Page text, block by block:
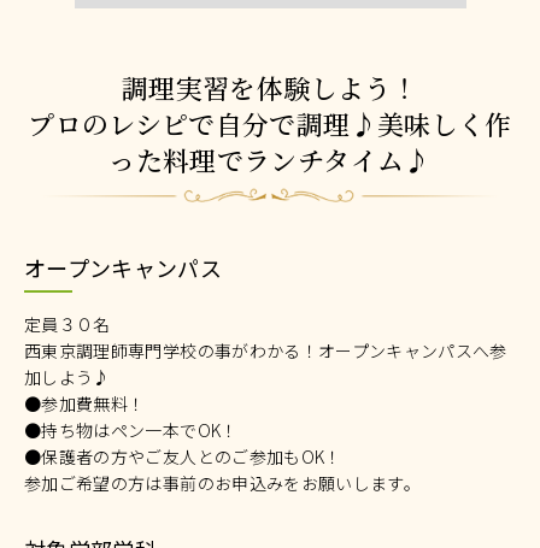
調理実習を体験しよう！
プロのレシピで自分で調理♪美味しく作
った料理でランチタイム♪
オープンキャンパス
定員３０名
西東京調理師専門学校の事がわかる！オープンキャンパスへ参
加しよう♪
●参加費無料！
●持ち物はペン一本でOK！
●保護者の方やご友人とのご参加もOK！
参加ご希望の方は事前のお申込みをお願いします。